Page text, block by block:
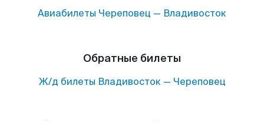
Авиабилеты Череповец — Владивосток
Обратные билеты
Ж/д билеты Владивосток— Череповец